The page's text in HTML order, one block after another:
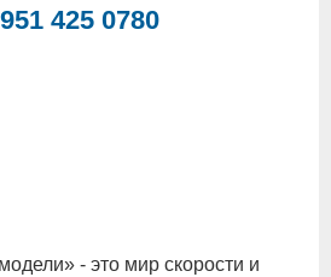
425 0780
- это мир скорости и